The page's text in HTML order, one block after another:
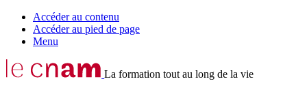
Accéder au contenu
Accéder au pied de page
Menu
La formation tout au long de la vie